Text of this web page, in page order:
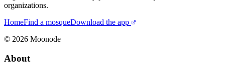
organizations.
HomeFind a mosqueDownload the app
© 2026 Moonode
About